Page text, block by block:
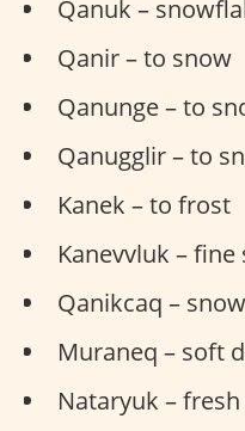
Qanuk –
Qanir – to snow
Qanunge – to
Qanugglir – to
Kanek – to frost
Kanevvluk – fine
Qanikcaq –
Muraneq – soft
Nataryuk –